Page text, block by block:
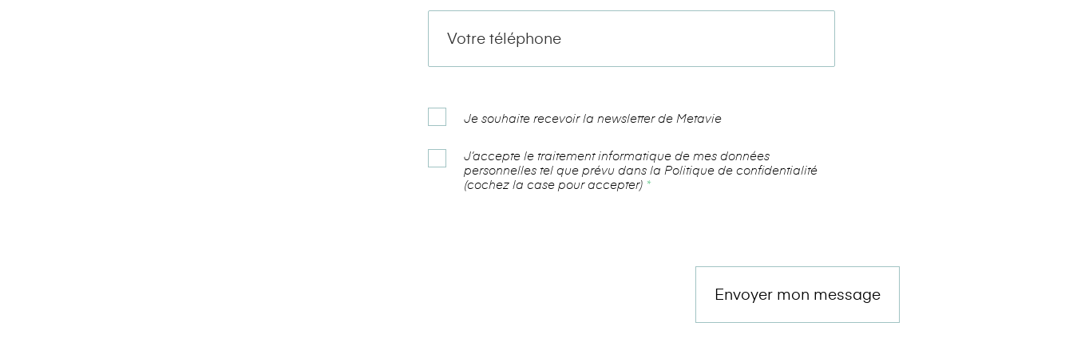
Je souhaite recevoir la newsletter de Metavie
J’accepte le traitement informatique de mes données
personnelles tel que prévu dans la Politique de confidentialité
(cochez la case pour accepter) *